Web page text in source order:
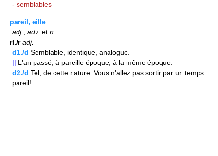
- semblables
pareil, eille
adj.
adv. et n.
rI./r adj.
d1./d Semblable, identique, analogue.
|| L'an passé, à pareille époque, à la même époque.
d2./d Tel, de cette nature. Vous n'allez pas sortir par un temps
pareil!